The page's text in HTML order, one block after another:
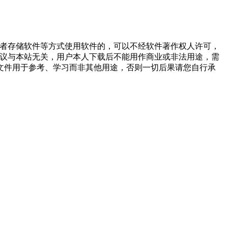
储软件等方式使用软件的，可以不经软件著作权人许可，
与本站无关，用户本人下载后不能用作商业或非法用途，需
用于参考、学习而非其他用途，否则一切后果请您自行承